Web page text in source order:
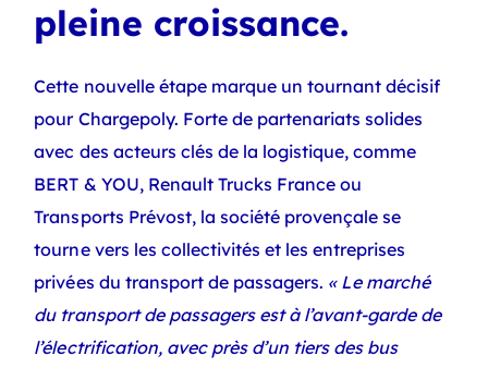
pleine croissance.
Cette nouvelle étape marque un tournant décisif
pour Chargepoly. Forte de partenariats solides
avec des acteurs clés de la logistique, comme
BERT & YOU, Renault Trucks France ou
Transports Prévost, la société provençale se
tourne vers les collectivités et les entreprises
privées du transport de passagers. « Le marché
du transport de passagers est à l’avant-garde de
l’électrification, avec près d’un tiers des bus